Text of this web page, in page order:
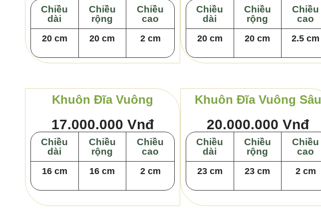
Chiều
dài
Chiều
rộng
Chiều
cao
20 cm 20 cm 2 cm
Chiều
dài
Chiều
rộng
Chiều
cao
20 cm 20 cm 2.5 cm
Khuôn Đĩa Vuông
17.000.000 Vnđ
Chiều
dài
Chiều
rộng
Chiều
cao
16 cm 16 cm 2 cm
Khuôn Đĩa Vuông Sâu
20.000.000 Vnđ
Chiều
dài
Chiều
rộng
Chiều
cao
23 cm 23 cm 2 cm